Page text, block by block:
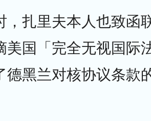
，扎里夫本人也致函
美国「完全无视国际
德黑兰对核协议条款